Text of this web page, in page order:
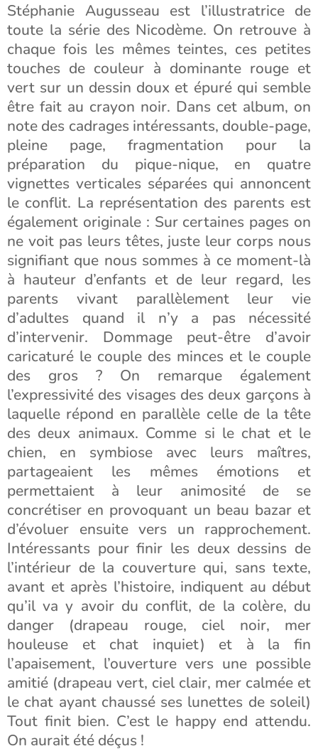
Stéphanie Augusseau est l’illustratrice de
toute la série des Nicodème. On retrouve à
chaque fois les mêmes teintes, ces petites
touches de couleur à dominante rouge et
vert sur un dessin doux et épuré qui semble
être fait au crayon noir. Dans cet album, on
note des cadrages intéressants, double-page,
pleine page, fragmentation pour la
préparation du pique-nique, en quatre
vignettes verticales séparées qui annoncent
le conflit. La représentation des parents est
également originale : Sur certaines pages on
ne voit pas leurs têtes, juste leur corps nous
signifiant que nous sommes à ce moment-là
à hauteur d’enfants et de leur regard, les
parents vivant parallèlement leur vie
d’adultes quand il n’y a pas nécessité
d’intervenir. Dommage peut-être d’avoir
caricaturé le couple des minces et le couple
des gros ? On remarque également
l’expressivité des visages des deux garçons à
laquelle répond en parallèle celle de la tête
des deux animaux. Comme si le chat et le
chien, en symbiose avec leurs maîtres,
partageaient les mêmes émotions et
permettaient à leur animosité de se
concrétiser en provoquant un beau bazar et
d’évoluer ensuite vers un rapprochement.
Intéressants pour finir les deux dessins de
l’intérieur de la couverture qui, sans texte,
avant et après l’histoire, indiquent au début
qu’il va y avoir du conflit, de la colère, du
danger (drapeau rouge, ciel noir, mer
houleuse et chat inquiet) et à la fin
l’apaisement, l’ouverture vers une possible
amitié (drapeau vert, ciel clair, mer calmée et
le chat ayant chaussé ses lunettes de soleil)
Tout finit bien. C’est le happy end attendu.
On aurait été déçus !